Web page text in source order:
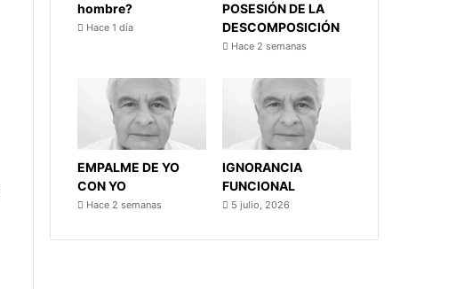
hombre?
Hace 1 día
POSESIÓN DE LA
DESCOMPOSICIÓN
Hace 2 semanas
EMPALME DE YO
CON YO
Hace 2 semanas
IGNORANCIA
FUNCIONAL
5 julio, 2026